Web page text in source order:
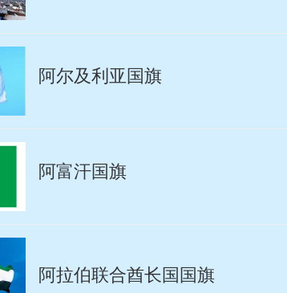
阿尔及利亚国旗
阿富汗国旗
阿拉伯联合酋长国国旗